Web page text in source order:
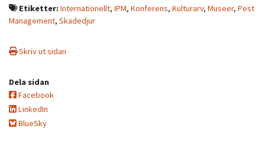
Etiketter:Internationellt, IPM, Konferens, Kulturarv, Museer, Pest
Management, Skadedjur
Skriv ut sidan
Dela sidan
Facebook
LinkedIn
BlueSky